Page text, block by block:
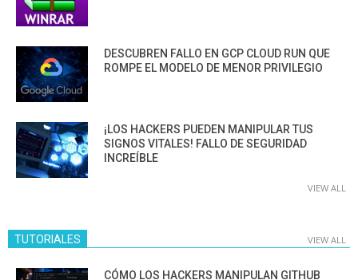
DESCUBREN FALLO EN GCP CLOUD RUN QUE
ROMPE EL MODELO DE MENOR PRIVILEGIO
¡LOS HACKERS PUEDEN MANIPULAR TUS
SIGNOS VITALES! FALLO DE SEGURIDAD
INCREÍBLE
VIEW ALL
TUTORIALES VIEW ALL
CÓMO LOS HACKERS MANIPULAN GITHUB